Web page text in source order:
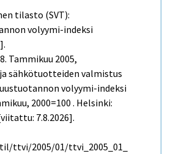
tilasto (SVT):
volyymi-indeksi
Tammikuu 2005,
sähkötuotteiden valmistus
volyymi-indeksi
2000=100 . Helsinki:
7.8.2026].
ttvi/2005/01/ttvi_2005_01_